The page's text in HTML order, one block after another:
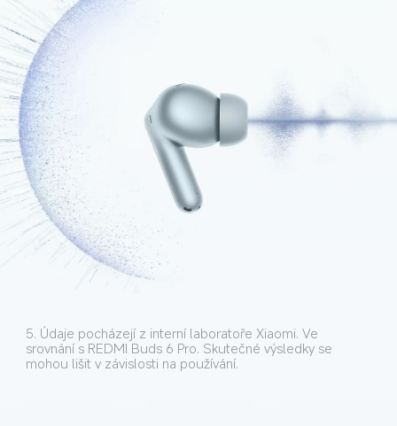
5. Údaje pocházejí z interní laboratoře Xiaomi. Ve
srovnání s REDMI Buds 6 Pro. Skutečné výsledky se
mohou lišit v závislosti na používání.